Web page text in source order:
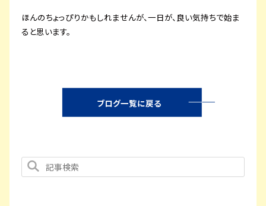
ほんのちょっぴりかもしれませんが、一日が、良い気持ちで始ま
ると思います。
ブログ一覧に戻る